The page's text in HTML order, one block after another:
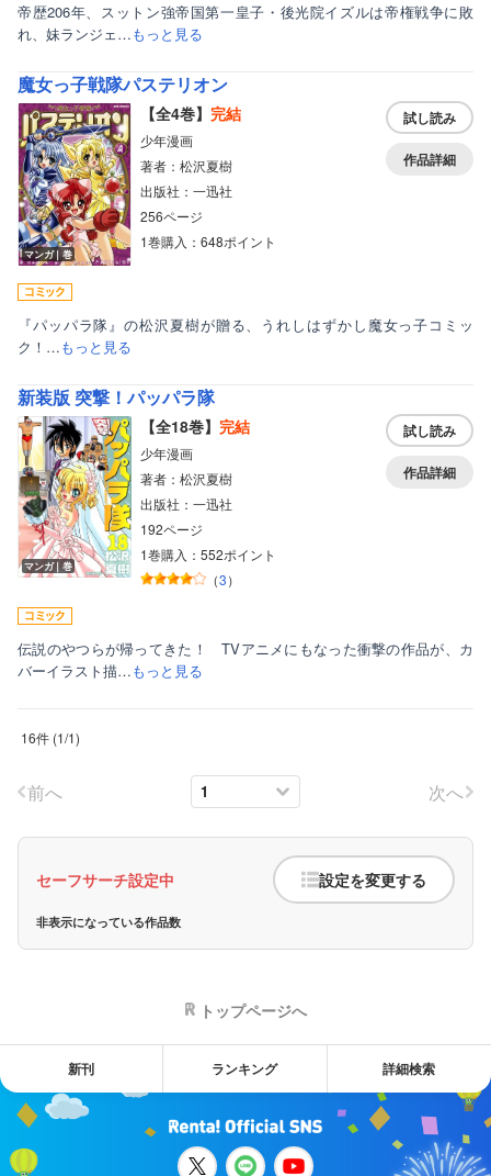
帝歴206年、スットン強帝国第一皇子・後光院イズルは帝権戦争に敗
れ、妹ランジェ…もっと見る
魔女っ子戦隊パステリオン
マンガ｜巻
【全4巻】 完結
少年漫画
著者：松沢夏樹
出版社：一迅社
256ページ
1巻購入：648ポイント
試し読み
作品詳細
『パッパラ隊』の松沢夏樹が贈る、うれしはずかし魔女っ子コミッ
ク！…もっと見る
新装版 突撃！パッパラ隊
マンガ｜巻
【全18巻】 完結
少年漫画
著者：松沢夏樹
出版社：一迅社
192ページ
1巻購入：552ポイント
（3）
試し読み
作品詳細
伝説のやつらが帰ってきた！ TVアニメにもなった衝撃の作品が、カ
バーイラスト描…もっと見る
16件 (1/1)
前へ 次へ
セーフサーチ設定中 設定を変更する
非表示になっている作品数
トップページへ
新刊 ランキング 詳細検索